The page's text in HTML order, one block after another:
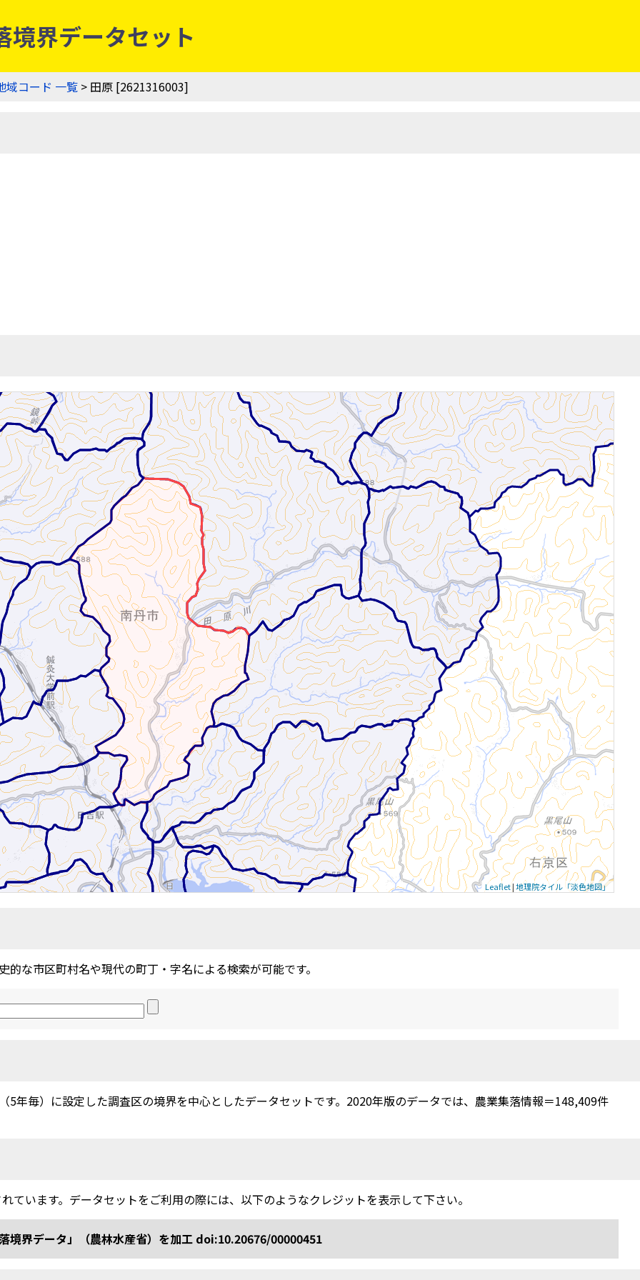
界データセット
域コード 一覧 > 田原 [2621316003]
Leaflet|地理院タイル「淡色地図」
的な市区町村名や現代の町丁・字名による検索が可能です。
5年毎）に設定した調査区の境界を中心としたデータセットです。2020年版のデータでは、農業集落情報＝148,409件
ています。データセットをご利用の際には、以下のようなクレジットを表示して下さい。
境界データ」（農林水産省）を加工 doi:10.20676/00000451